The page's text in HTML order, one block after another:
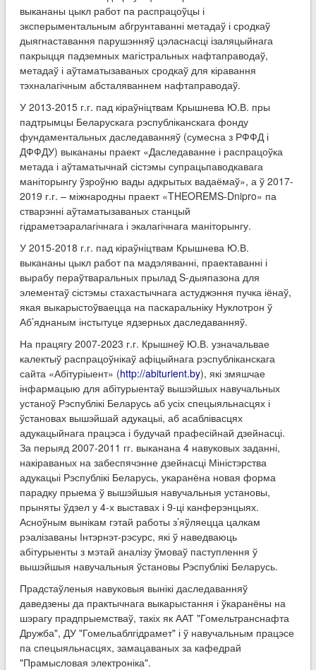
выкананы цыкл работ па распрацоўцы і
эксперыментальным абгрунтаванні метадаў і сродкаў
дыягнаставання парушэнняў цэласнасці ізаляцыйнага
пакрыцця падземных магістральных нафтаправодаў,
метадаў і аўтаматызаваных сродкаў для кіравання
тэхналагічным абсталяваннем нафтаправодаў.
У 2013-2015 г.г. пад кіраўніцтвам Крышнева Ю.В. пры
падтрымцы Беларускага рэспубліканскага фонду
фундаментальных даследаванняў (сумесна з РФФД і
ДФФДУ) выкананы праект «Даследаванне і распрацоўка
метада і аўтаматычнай сістэмы супрацьпаводкавага
маніторынгу ўзроўню вады адкрытых вадаёмаў», а ў 2017-
2019 г.г. – міжнародны праект «THEOREMS-Dnipro» па
стварэнні аўтаматызаваных станцый
гідраметэаралагічнага і экалагічнага маніторынгу.
У 2015-2018 г.г. пад кіраўніцтвам Крышнева Ю.В.
выкананы цыкл работ па мадэляванні, праектаванні і
вырабу пераўтваральных прылад S-дыяпазона для
элементаў сістэмы стахастычнага астуджэння пучка іёнаў,
якая выкарыстоўваецца на паскаральніку Нуклотрон ў
Аб’яднаным інстытуце ядзерных даследаванняў.
На працягу 2007-2023 г.г. Крышнеў Ю.В. узначальвае
калектыў распрацоўнікаў афіцыйнага рэспубліканскага
сайта «Абітуріыент» (http://abiturient.by), які змяшчае
інфармацыю для абітурыентаў вышэйшых навучальных
устаноў Рэспублікі Беларусь аб усіх спецыяльнасцях і
ўстановах вышэйшай адукацыі, аб асаблівасцях
адукацыйнага працэса і будучай прафесійнай дзейнасці.
За перыяд 2007-2011 гг. выканана 4 навуковых заданні,
накіраваных на забеспячэнне дзейнасці Міністэрства
адукацыі Рэспублікі Беларусь, укаранёна новая форма
парадку прыема ў вышэйшыя навучальныя установы,
прыняты ўдзел у 4-х выставах і 9-ці канферэнцыях.
Асноўным вынікам гэтай работы з’яўляецца цалкам
рэалізаваны Інтэрнэт-рэсурс, які ў наведваюць
абітурыенты з мэтай аналізу ўмоваў паступлення ў
вышэйшыя навучальныя ўстановы Рэспублікі Беларусь.
Прадстаўленыя навуковыя вынікі даследаванняў
даведзены да практычнага выкарыстання і ўкаранёны на
шэрагу прадпрыемстваў, такіх як ААТ "Гомельтранснафта
Дружба", ДУ "Гомельаблгідрамет" і ў навучальным працэсе
па спецыяльнасцях, замацаваных за кафедрай
"Прамысловая электроніка".